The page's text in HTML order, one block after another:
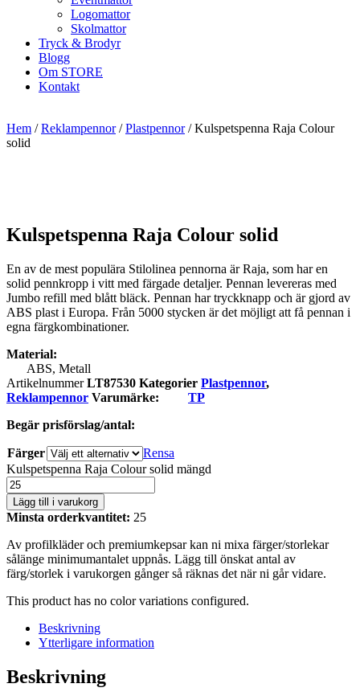
Logomattor
Skolmattor
Tryck & Brodyr
Blogg
Om STORE
Kontakt
Hem /Reklampennor/Plastpennor/ Kulspetspenna Raja Colour
solid
Kulspetspenna Raja Colour solid
En av de mest populära Stilolinea pennorna är Raja, som har en
solid pennkropp i vitt med färgade detaljer. Pennan levereras med
Jumbo refill med blått bläck. Pennan har tryckknapp och är gjord av
ABS plast i Europa. Från 5000 stycken är det möjligt att få pennan i
egna färgkombinationer.
Material:
ABS, Metall
ArtikelnummerLT87530 Kategorier Plastpennor,
Reklampennor Varumärke:
TP
Begär prisförslag/antal:
Färger
Rensa
Kulspetspenna Raja Colour solid mängd
Lägg till i varukorg
Minsta orderkvantitet: 25
Av profilkläder och premiumkepsar kan ni mixa färger/storlekar
sålänge minimumantalet uppnås. Lägg till önskat antal av
färg/storlek i varukorgen gånger så räknas det när ni går vidare.
This product has no color variations configured.
Beskrivning
Ytterligare information
Beskrivning